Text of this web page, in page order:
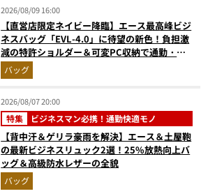
2026/08/09 16:00
【直営店限定ネイビー降臨】エース最高峰ビジ
ネスバッグ「EVL-4.0」に待望の新色！負担激
減の特許ショルダー＆可変PC収納で通勤・出
張が無敵に
バッグ
2026/08/07 20:00
特集 ビジネスマン必携！通勤快適モノ
【背中汗＆ゲリラ豪雨を解決】エース＆土屋鞄
の最新ビジネスリュック2選！25%放熱向上バ
ッグ＆高級防水レザーの全貌
バッグ